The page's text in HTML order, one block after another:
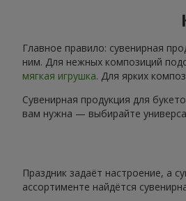
Главное правило: сувенирная
ним. Для нежных композиций
мягкая игрушка. Для ярких
Сувенирная продукция для
вам нужна — выбирайте
Праздник задаёт настроение, а
ассортименте найдётся